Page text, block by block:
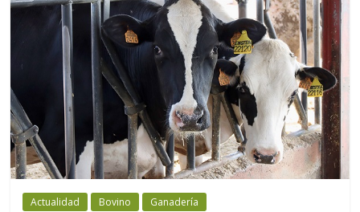
Actualidad Bovino Ganadería